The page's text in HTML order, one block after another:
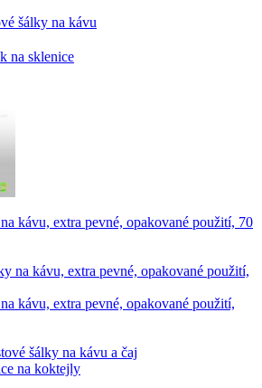
šálky na kávu
na sklenice
kávu, extra pevné, opakované použití, 70
kávu, extra pevné, opakované použití,
na koktejly